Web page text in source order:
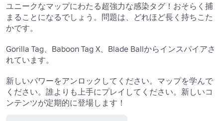
ユニークなマップにわたる超強力な感染タグ！おそらく捕
まることになるでしょう。問題は、どれほど長く持ちこた
かです。
Gorilla Tag、Baboon Tag X、Blade Ballからインスパイアさ
れています。
新しいパワーをアンロックしてください。マップを学んで
ください。誰よりも上手にプレイしてください。新しいコ
ンテンツが定期的に登場します！